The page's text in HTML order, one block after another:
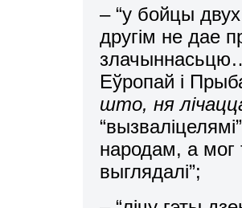
– “у бойцы
другім не дае
Еўропай і
што, ня
народам, а мог
выглядалі”;